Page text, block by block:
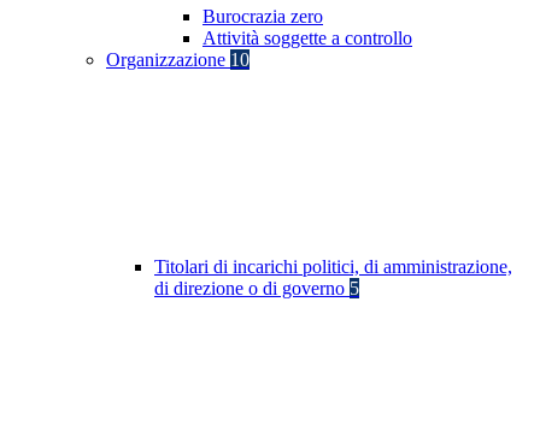
Burocrazia zero
Attività soggette a controllo
Organizzazione 10
Titolari di incarichi politici, di amministrazione,
di direzione o di governo 5